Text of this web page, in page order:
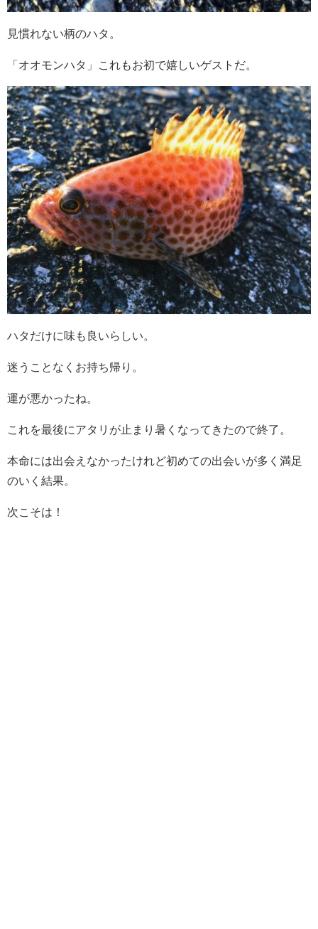
見慣れない柄のハタ。
「オオモンハタ」これもお初で嬉しいゲストだ。
ハタだけに味も良いらしい。
迷うことなくお持ち帰り。
運が悪かったね。
これを最後にアタリが止まり暑くなってきたので終了。
本命には出会えなかったけれど初めての出会いが多く満足
のいく結果。
次こそは！